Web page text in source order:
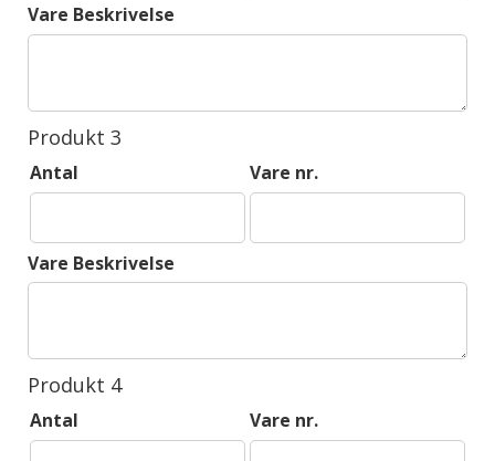
Vare Beskrivelse
Produkt 3
Antal Vare nr.
Vare Beskrivelse
Produkt 4
Antal Vare nr.